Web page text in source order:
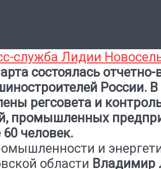
состоялась
России.
регсовета и
промышленных
человек.
и
области Владимир